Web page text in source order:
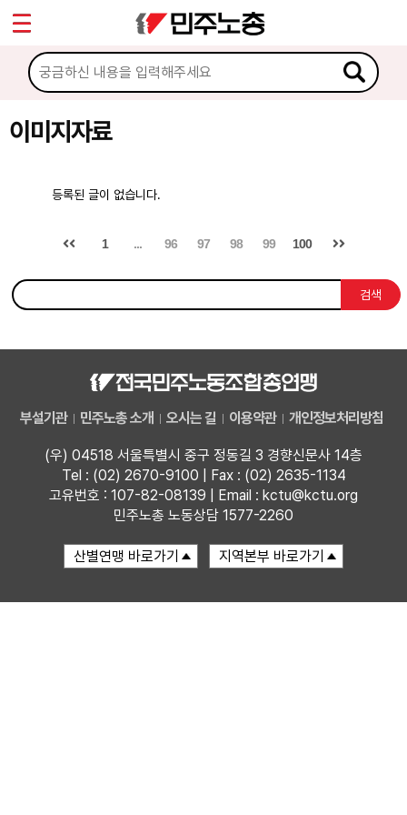
이미지자료
등록된 글이 없습니다.
1 ... 96 97 98 99 100
검색
부설기관 민주노총 소개 오시는 길 이용약관 개인정보처리방침
(우) 04518 서울특별시 중구 정동길 3 경향신문사 14층
Tel : (02) 2670-9100 | Fax : (02) 2635-1134
고유번호 : 107-82-08139 | Email : kctu@kctu.org
민주노총 노동상담 1577-2260
마이페이지
소개
소식
문서자료
이미지자료
미디어자료
부설기관
Sketchbook5, 스케치북5
Sketchbook5, 스케치북5